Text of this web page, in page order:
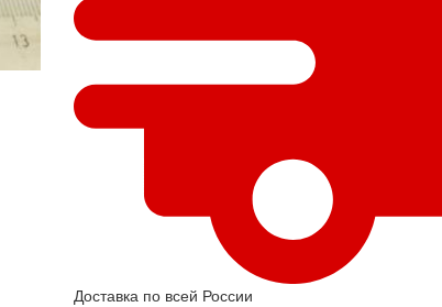
Доставка по всей России